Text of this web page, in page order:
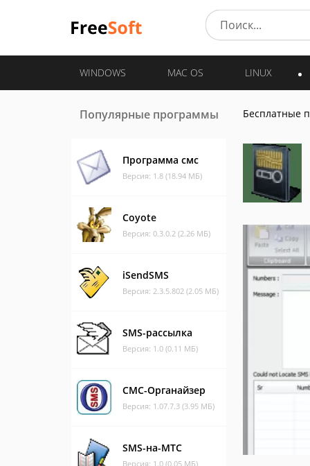
WINDOWS MAC OS LINUX
Популярные программы
Программа смс
Версия: 1.8 (18.94 МБ)
Coyote
Версия: 0.3.0.2 (2.26 МБ)
iSendSMS
Версия: 2.3.5.802 (2.05 МБ)
SMS-рассылка
Версия: 1.0 (0.11 МБ)
СМС-Органайзер
Версия: 1.07.7.3 (3.95 МБ)
SMS-на-МТС
Версия: 1.0 (0.05 МБ)
Бесплатные